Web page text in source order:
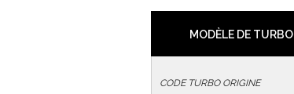
MODÈLE DE TURBO
CODE TURBO ORIGINE